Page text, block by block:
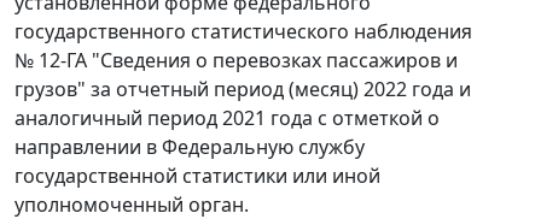
государственного статистического наблюдения
№ 12-ГА "Сведения о перевозках пассажиров и
грузов" за отчетный период (месяц) 2022 года и
аналогичный период 2021 года с отметкой о
направлении в Федеральную службу
государственной статистики или иной
уполномоченный орган.